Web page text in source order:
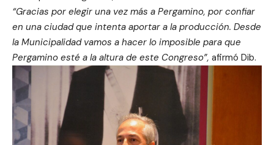
“Gracias por elegir una vez más a Pergamino, por confiar
en una ciudad que intenta aportar a la producción. Desde
la Municipalidad vamos a hacer lo imposible para que
Pergamino esté a la altura de este Congreso”, afirmó Dib.